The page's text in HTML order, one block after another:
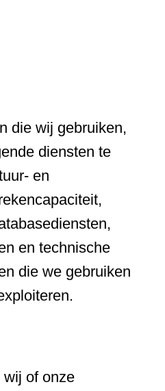
die wij gebruiken,
diensten te
en
en technische
die we gebruiken
wij of onze